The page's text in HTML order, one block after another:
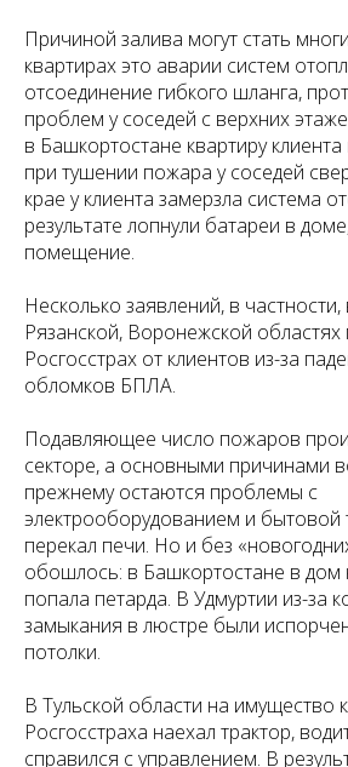
Причиной залива могут стать
квартирах это аварии систем
отсоединение гибкого шланга,
проблем у соседей с верхних
в Башкортостане квартиру
при тушении пожара у соседей
крае у клиента замерзла система
результате лопнули батареи в
помещение.
Несколько заявлений, в
Рязанской, Воронежской областях
Росгосстрах от клиентов из-за
обломков БПЛА.
Подавляющее число пожаров
секторе, а основными причинами
прежнему остаются проблемы с
электрооборудованием и бытовой
перекал печи. Но и без
обошлось: в Башкортостане в дом
попала петарда. В Удмуртии из-за
замыкания в люстре были
потолки.
В Тульской области на имущество
Росгосстраха наехал трактор,
справился с управлением. В